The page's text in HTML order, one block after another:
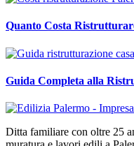
Quanto Costa
Guida Completa alla
Ditta familiare con oltre 25